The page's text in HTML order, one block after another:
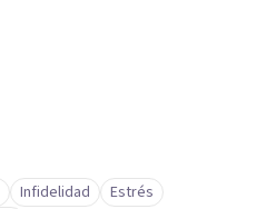
Infidelidad
Estrés